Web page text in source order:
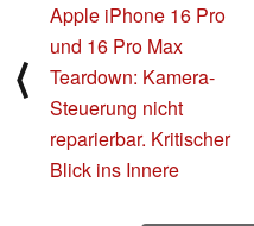
⟨
Apple iPhone 16 Pro
und 16 Pro Max
Teardown: Kamera-
Steuerung nicht
reparierbar. Kritischer
Blick ins Innere